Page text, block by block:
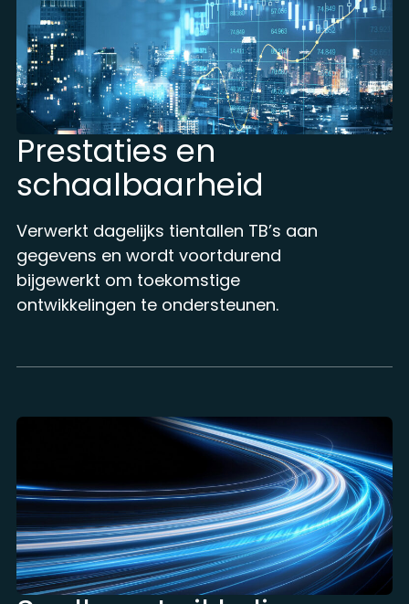
Prestaties en
schaalbaarheid
Verwerkt dagelijks tientallen TB’s aan
gegevens en wordt voortdurend
bijgewerkt om toekomstige
ontwikkelingen te ondersteunen.